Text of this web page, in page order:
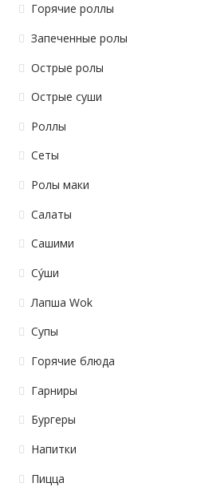
Горячие роллы
Запеченные ролы
Острые ролы
Острые суши
Роллы
Сеты
Ролы маки
Салаты
Сашими
Су́ши
Лапша Wok
Супы
Горячие блюда
Гарниры
Бургеры
Напитки
Пицца